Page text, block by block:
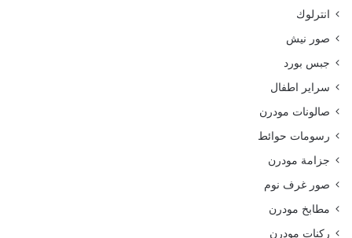
انترلوك
صور نيش
جبس بورد
سراير اطفال
صالونات مودرن
رسومات حوائط
جزامة مودرن
صور غرف نوم
مطابخ مودرن
ركنات مودرن